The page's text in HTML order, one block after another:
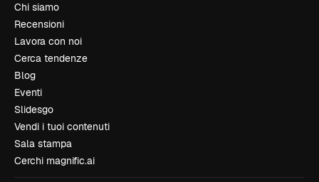
Chi siamo
Recensioni
Lavora con noi
Cerca tendenze
Blog
Eventi
Slidesgo
Vendi i tuoi contenuti
Sala stampa
Cerchi magnific.ai